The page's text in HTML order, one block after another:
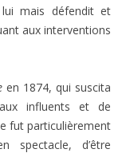
mais défendit et
aux interventions
en 1874, qui suscita
influents et de
fut particulièrement
spectacle, d’être